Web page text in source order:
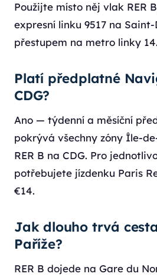
Použijte místo něj vlak RER
expresní linku 9517 na
přestupem na metro linky 14.
Platí předplatné
CDG?
Ano — týdenní a měsíční
pokrývá všechny zóny Île-
RER B na CDG. Pro
potřebujete jízdenku Paris
€14.
Jak dlouho trvá
Paříže?
RER B dojede na Gare du